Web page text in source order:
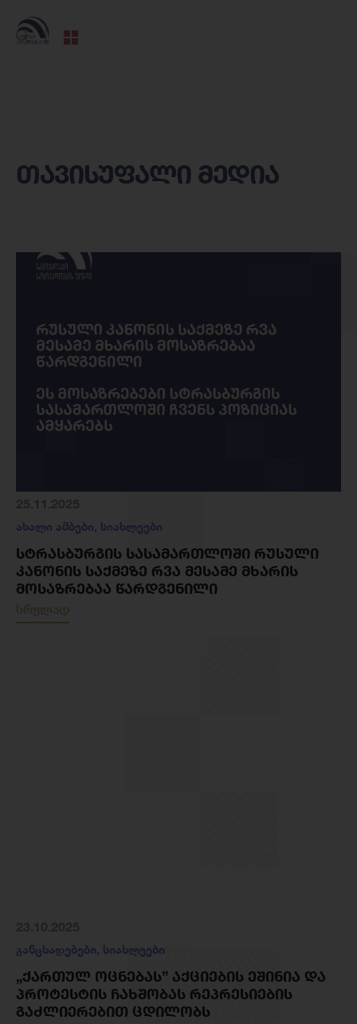
თავისუფალი მედია
ახალი ამბები, სიახლეები
ᲡᲢᲠᲐᲡᲑᲣᲠᲒᲘᲡ ᲡᲐᲡᲐᲛᲐᲠᲗᲚᲝᲨᲘ ᲠᲣᲡᲣᲚᲘ
ᲙᲐᲜᲝᲜᲘᲡ ᲡᲐᲥᲛᲔᲖᲔ ᲠᲕᲐ ᲛᲔᲡᲐᲛᲔ ᲛᲮᲐᲠᲘᲡ
ᲛᲝᲡᲐᲖᲠᲔᲑᲐᲐ ᲬᲐᲠᲓᲒᲔᲜᲘᲚᲘ
სრულად
განცხადებები, სიახლეები
„ᲥᲐᲠᲗᲣᲚ ᲝᲪᲜᲔᲑᲐᲡ” ᲐᲥᲪᲘᲔᲑᲘᲡ ᲔᲨᲘᲜᲘᲐ ᲓᲐ
ᲞᲠᲝᲢᲔᲡᲢᲘᲡ ᲩᲐᲮᲨᲝᲑᲐᲡ ᲠᲔᲞᲠᲔᲡᲘᲔᲑᲘᲡ
ᲒᲐᲫᲚᲘᲔᲠᲔᲑᲘᲗ ᲪᲓᲘᲚᲝᲑᲡ